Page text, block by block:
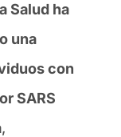
Salud ha
una
con
SARS
,